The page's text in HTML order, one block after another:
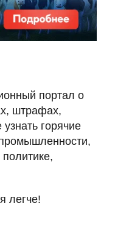
портал о
штрафах,
горячие
легче!